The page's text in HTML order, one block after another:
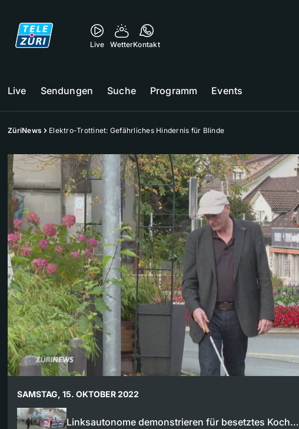
Live WetterKontakt
Live Sendungen Suche Programm Events
ZüriNews Elektro-Trottinet: Gefährliches Hindernis für Blinde
SAMSTAG, 15. OKTOBER 2022
Linksautonome demonstrieren für besetztes Koch…